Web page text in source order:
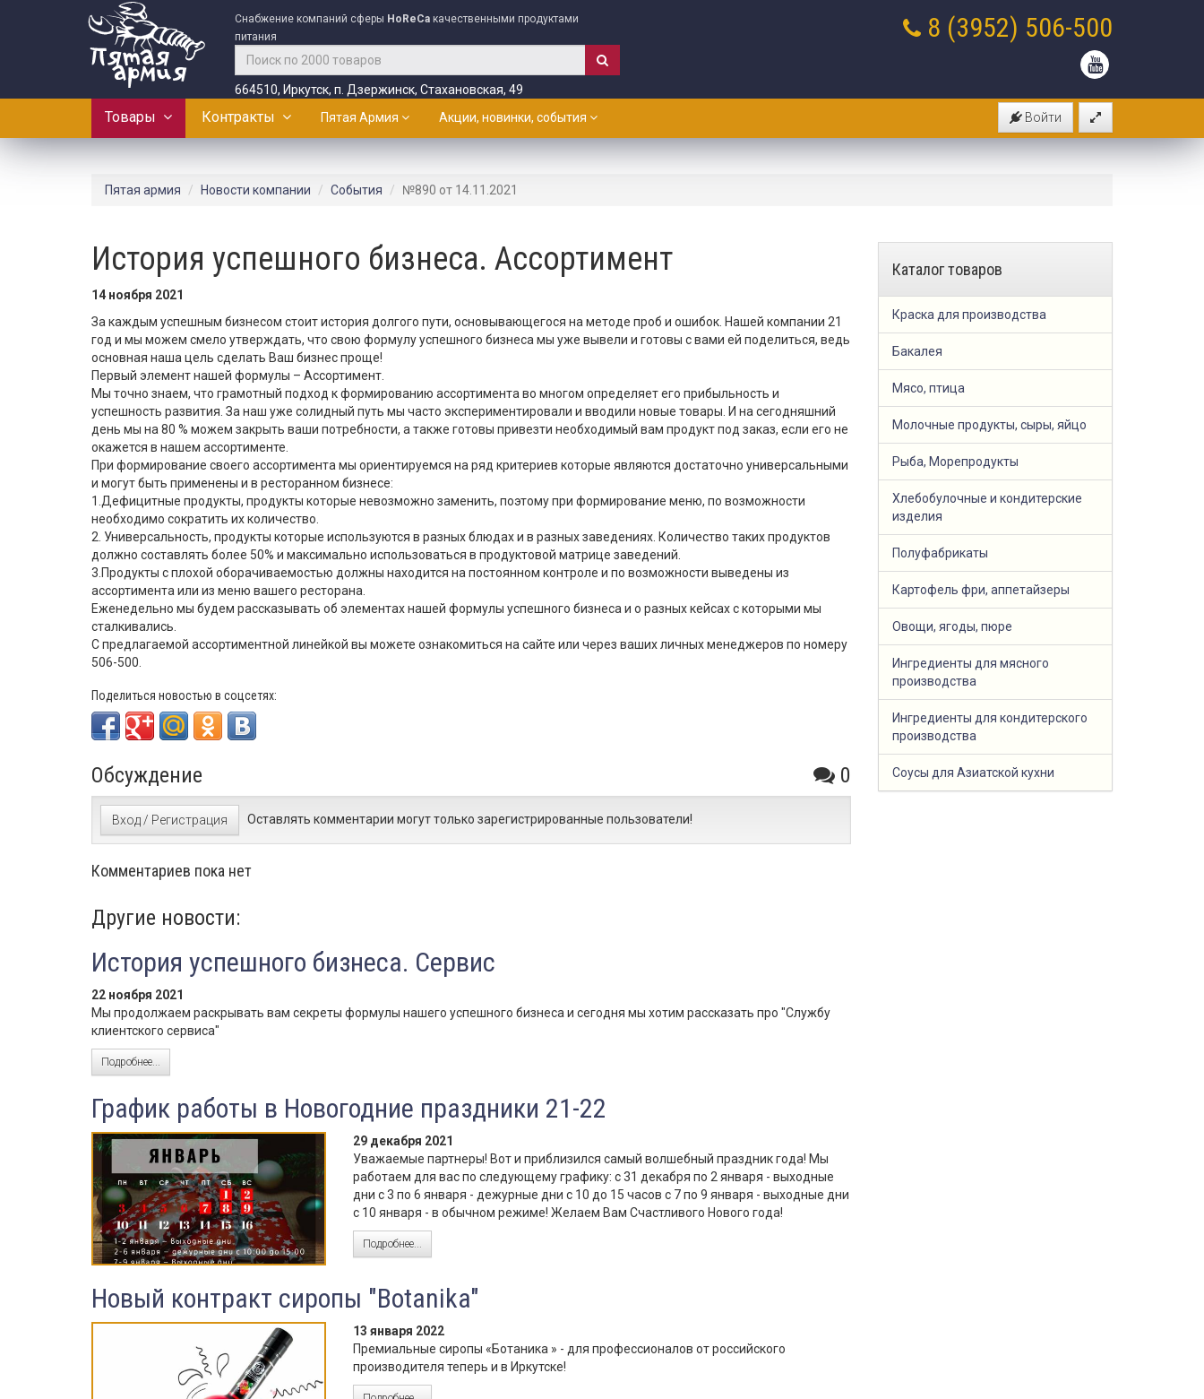
Снабжение компаний сферы HoReCa качественными продуктами
питания
664510, Иркутск, п. Дзержинск, Стахановская, 49
8 (3952) 506-500
Войти
Товары Контракты Пятая Армия Акции, новинки, события
Пятая армия Новости компании События №890 от 14.11.2021
История успешного бизнеса. Ассортимент
14 ноября 2021
За каждым успешным бизнесом стоит история долгого пути, основывающегося на методе проб и ошибок. Нашей компании 21
год и мы можем смело утверждать, что свою формулу успешного бизнеса мы уже вывели и готовы с вами ей поделиться, ведь
основная наша цель сделать Ваш бизнес проще!
Первый элемент нашей формулы – Ассортимент.
Мы точно знаем, что грамотный подход к формированию ассортимента во многом определяет его прибыльность и
успешность развития. За наш уже солидный путь мы часто экспериментировали и вводили новые товары. И на сегодняшний
день мы на 80 % можем закрыть ваши потребности, а также готовы привезти необходимый вам продукт под заказ, если его не
окажется в нашем ассортименте.
При формирование своего ассортимента мы ориентируемся на ряд критериев которые являются достаточно универсальными
и могут быть применены и в ресторанном бизнесе:
1.Дефицитные продукты, продукты которые невозможно заменить, поэтому при формирование меню, по возможности
необходимо сократить их количество.
2. Универсальность, продукты которые используются в разных блюдах и в разных заведениях. Количество таких продуктов
должно составлять более 50% и максимально использоваться в продуктовой матрице заведений.
3.Продукты с плохой оборачиваемостью должны находится на постоянном контроле и по возможности выведены из
ассортимента или из меню вашего ресторана.
Еженедельно мы будем рассказывать об элементах нашей формулы успешного бизнеса и о разных кейсах с которыми мы
сталкивались.
С предлагаемой ассортиментной линейкой вы можете ознакомиться на сайте или через ваших личных менеджеров по номеру
506-500.
Поделиться новостью в соцсетях:
Обсуждение 0
Вход / Регистрация Оставлять комментарии могут только зарегистрированные пользователи!
Комментариев пока нет
Другие новости:
История успешного бизнеса. Сервис
22 ноября 2021
Мы продолжаем раскрывать вам секреты формулы нашего успешного бизнеса и сегодня мы хотим рассказать про "Службу
клиентского сервиса"
Подробнее...
График работы в Новогодние праздники 21-22
29 декабря 2021
Уважаемые партнеры! Вот и приблизился самый волшебный праздник года! Мы
работаем для вас по следующему графику: с 31 декабря по 2 января - выходные
дни с 3 по 6 января - дежурные дни с 10 до 15 часов с 7 по 9 января - выходные дни
с 10 января - в обычном режиме! Желаем Вам Счастливого Нового года!
Подробнее...
Новый контракт сиропы "Botanika"
13 января 2022
Премиальные сиропы «Ботаника » - для профессионалов от российского
производителя теперь и в Иркутске!
Каталог товаров
Краска для производства
Бакалея
Мясо, птица
Молочные продукты, сыры, яйцо
Рыба, Морепродукты
Хлебобулочные и кондитерские
изделия
Полуфабрикаты
Картофель фри, аппетайзеры
Овощи, ягоды, пюре
Ингредиенты для мясного
производства
Ингредиенты для кондитерского
производства
Соусы для Азиатской кухни